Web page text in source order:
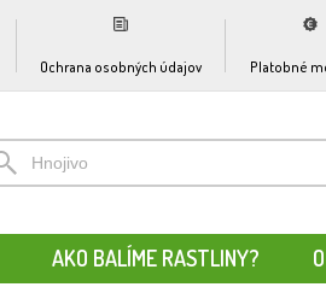
Ochrana osobných údajov Platobné
AKO BALÍME RASTLINY?